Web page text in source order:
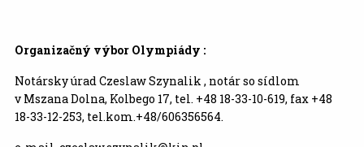
Organizačný výbor Olympiády :
Notársky úrad Czeslaw Szynalik , notár so sídlom
v Mszana Dolna, Kolbego 17, tel. +48 18-33-10-619, fax +48
18-33-12-253, tel.kom.+48/606356564.